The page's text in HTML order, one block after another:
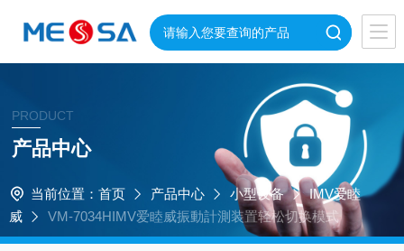
PRODUCT
产品中心
当前位置： 首页 产品中心 小型设备
IMV爱睦
威
VM-7034HIMV爱睦威振動計測装置轻松切换模式